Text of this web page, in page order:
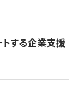
する企業支援